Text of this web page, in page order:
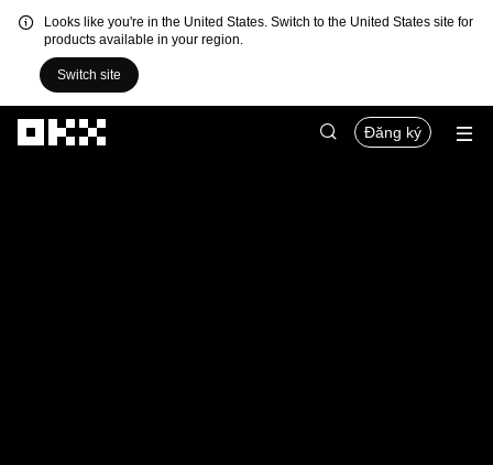
Looks like you're in the United States. Switch to the United States site for
products available in your region.
Switch site
Đăng ký